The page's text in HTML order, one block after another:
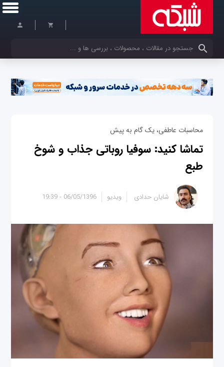
کلمات کلیدی خود را وارد کنید
محاسبات عاطفی، یک گام به پیش
تماشا کنید: سوفیا روباتی جذاب و شوخ
طبع
06/05/1396 - 19:39 شایان حدادی ویدیو